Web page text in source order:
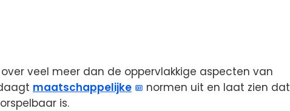
veel meer dan de oppervlakkige aspecten van
maatschappelijke
normen uit en laat zien dat
is.